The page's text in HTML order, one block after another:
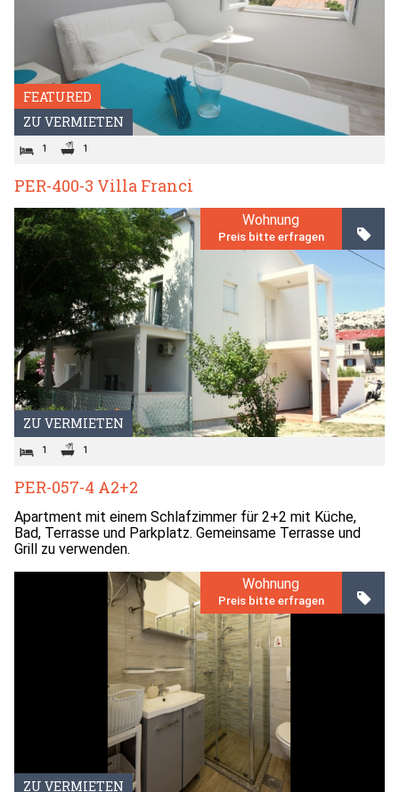
FEATURED
ZU VERMIETEN
1 1
PER-400-3 Villa Franci
ZU VERMIETEN
Wohnung
Preis bitte erfragen
1 1
PER-057-4 A2+2
Apartment mit einem Schlafzimmer für 2+2 mit Küche,
Bad, Terrasse und Parkplatz. Gemeinsame Terrasse und
Grill zu verwenden.
ZU VERMIETEN
Wohnung
Preis bitte erfragen